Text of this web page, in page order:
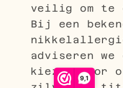
9,1
veilig om te
Bij een
adviseren we
kiezen voor